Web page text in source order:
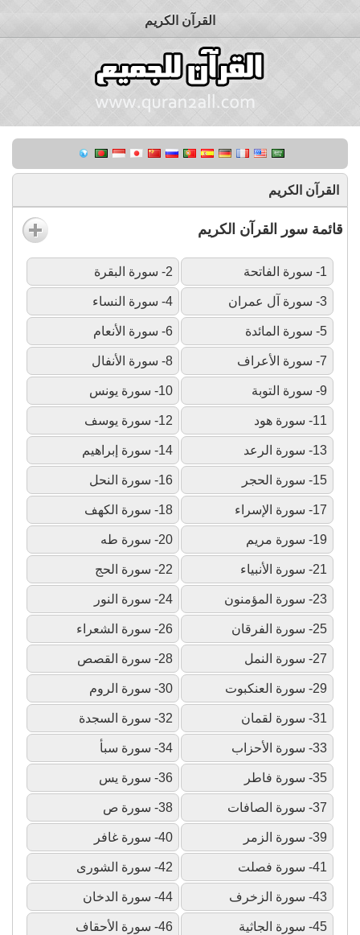
القرآن الكريم
القرآن الكريم
قائمة سور القرآن الكريم
1- سورة الفاتحة 2- سورة البقرة
3- سورة آل عمران 4- سورة النساء
5- سورة المائدة 6- سورة الأنعام
7- سورة الأعراف 8- سورة الأنفال
9- سورة التوبة 10- سورة يونس
11- سورة هود 12- سورة يوسف
13- سورة الرعد 14- سورة إبراهيم
15- سورة الحجر 16- سورة النحل
17- سورة الإسراء 18- سورة الكهف
19- سورة مريم 20- سورة طه
21- سورة الأنبياء 22- سورة الحج
23- سورة المؤمنون 24- سورة النور
25- سورة الفرقان 26- سورة الشعراء
27- سورة النمل 28- سورة القصص
29- سورة العنكبوت 30- سورة الروم
31- سورة لقمان 32- سورة السجدة
33- سورة الأحزاب 34- سورة سبأ
35- سورة فاطر 36- سورة يس
37- سورة الصافات 38- سورة ص
39- سورة الزمر 40- سورة غافر
41- سورة فصلت 42- سورة الشورى
43- سورة الزخرف 44- سورة الدخان
45- سورة الجاثية 46- سورة الأحقاف